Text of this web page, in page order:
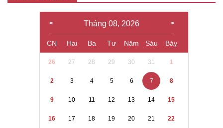
Tháng 08, 2026
CN Hai Ba Tư Năm Sáu Bảy
26 27 28 29 30 31 1
2 3 4 5 6 7 8
9 10 11 12 13 14 15
16 17 18 19 20 21 22